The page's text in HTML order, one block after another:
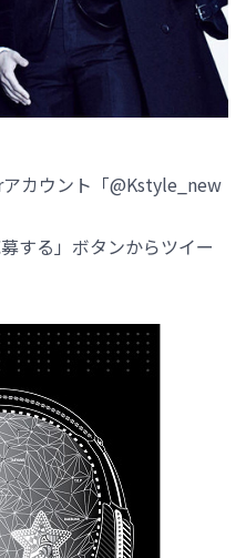
カウント「@Kstyle_new
する」ボタンからツイー